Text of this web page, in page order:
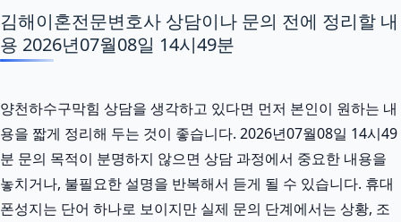
김해이혼전문변호사 상담이나 문의 전에 정리할 내
용 2026년07월08일 14시49분
양천하수구막힘 상담을 생각하고 있다면 먼저 본인이 원하는 내
용을 짧게 정리해 두는 것이 좋습니다. 2026년07월08일 14시49
분 문의 목적이 분명하지 않으면 상담 과정에서 중요한 내용을
놓치거나, 불필요한 설명을 반복해서 듣게 될 수 있습니다. 휴대
폰성지는 단어 하나로 보이지만 실제 문의 단계에서는 상황, 조